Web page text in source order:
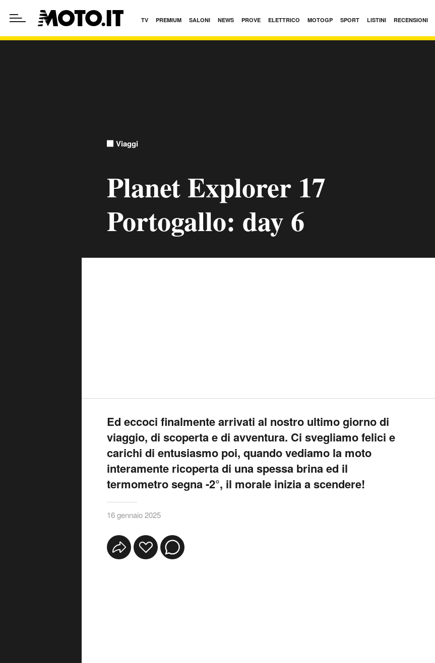
TV PREMIUM SALONI NEWS PROVE ELETTRICO MOTOGP SPORT LISTINI RECENSIONI
Viaggi
Planet Explorer 17
Portogallo: day 6
Ed eccoci finalmente arrivati al nostro ultimo giorno di
viaggio, di scoperta e di avventura. Ci svegliamo felici e
carichi di entusiasmo poi, quando vediamo la moto
interamente ricoperta di una spessa brina ed il
termometro segna -2°, il morale inizia a scendere!
16 gennaio 2025